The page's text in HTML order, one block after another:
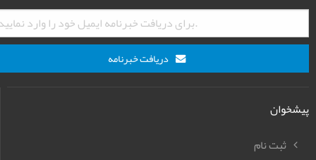
دریافت خبرنامه
پیشخوان
ثبت نام